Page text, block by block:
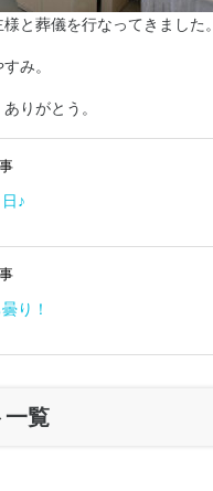
と葬儀を行なってきました。
み。
りがとう。
♪
り！
一覧